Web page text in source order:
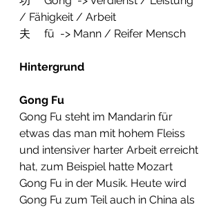
/ Fähigkeit / Arbeit
夫     fū  -> Mann / Reifer Mensch
Hintergrund
Gong Fu
Gong Fu steht im Mandarin für
etwas das man mit hohem Fleiss
und intensiver harter Arbeit erreicht
hat, zum Beispiel hatte Mozart
Gong Fu in der Musik. Heute wird
Gong Fu zum Teil auch in China als